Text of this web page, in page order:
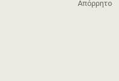
Απόρρητο